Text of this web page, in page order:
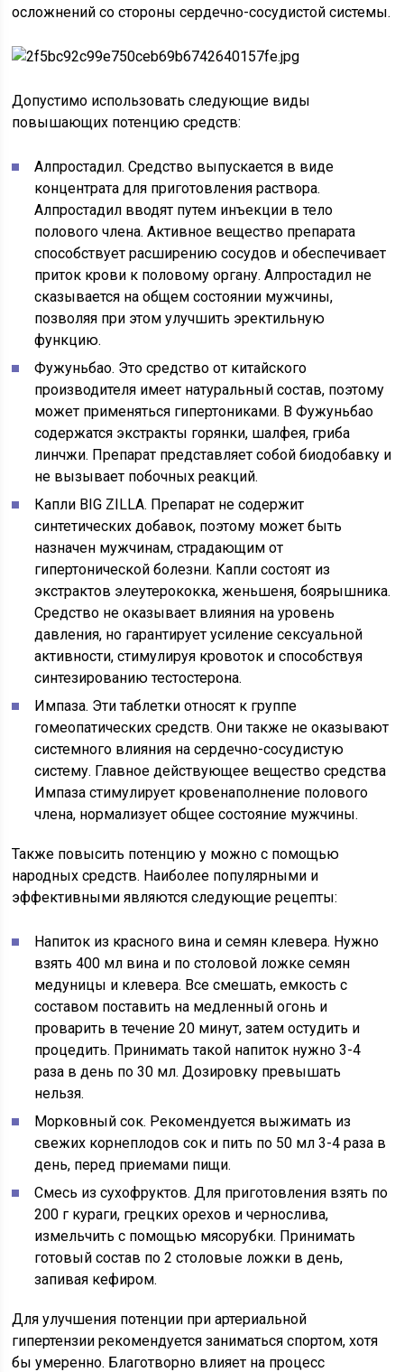
осложнений со стороны сердечно-сосудистой системы.
Допустимо использовать следующие виды
повышающих потенцию средств:
Алпростадил. Средство выпускается в виде
концентрата для приготовления раствора.
Алпростадил вводят путем инъекции в тело
полового члена. Активное вещество препарата
способствует расширению сосудов и обеспечивает
приток крови к половому органу. Алпростадил не
сказывается на общем состоянии мужчины,
позволяя при этом улучшить эректильную
функцию.
Фужуньбао. Это средство от китайского
производителя имеет натуральный состав, поэтому
может применяться гипертониками. В Фужуньбао
содержатся экстракты горянки, шалфея, гриба
линчжи. Препарат представляет собой биодобавку и
не вызывает побочных реакций.
Капли BIG ZILLA. Препарат не содержит
синтетических добавок, поэтому может быть
назначен мужчинам, страдающим от
гипертонической болезни. Капли состоят из
экстрактов элеутерококка, женьшеня, боярышника.
Средство не оказывает влияния на уровень
давления, но гарантирует усиление сексуальной
активности, стимулируя кровоток и способствуя
синтезированию тестостерона.
Импаза. Эти таблетки относят к группе
гомеопатических средств. Они также не оказывают
системного влияния на сердечно-сосудистую
систему. Главное действующее вещество средства
Импаза стимулирует кровенаполнение полового
члена, нормализует общее состояние мужчины.
Также повысить потенцию у можно с помощью
народных средств. Наиболее популярными и
эффективными являются следующие рецепты:
Напиток из красного вина и семян клевера. Нужно
взять 400 мл вина и по столовой ложке семян
медуницы и клевера. Все смешать, емкость с
составом поставить на медленный огонь и
проварить в течение 20 минут, затем остудить и
процедить. Принимать такой напиток нужно 3-4
раза в день по 30 мл. Дозировку превышать
нельзя.
Морковный сок. Рекомендуется выжимать из
свежих корнеплодов сок и пить по 50 мл 3-4 раза в
день, перед приемами пищи.
Смесь из сухофруктов. Для приготовления взять по
200 г кураги, грецких орехов и чернослива,
измельчить с помощью мясорубки. Принимать
готовый состав по 2 столовые ложки в день,
запивая кефиром.
Для улучшения потенции при артериальной
гипертензии рекомендуется заниматься спортом, хотя
бы умеренно. Благотворно влияет на процесс